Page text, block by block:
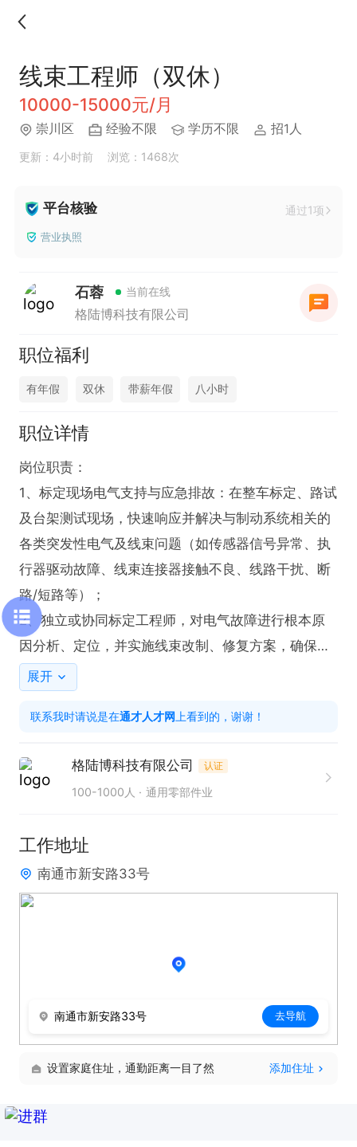
线束工程师（双休）
10000-15000元/月
崇川区 经验不限 学历不限 招1人
更新：4小时前 浏览：1468次
平台核验 通过1项
营业执照
石蓉 当前在线
格陆博科技有限公司
职位福利
有年假 双休 带薪年假 八小时
职位详情
岗位职责：
1、标定现场电气支持与应急排故：在整车标定、路试
及台架测试现场，快速响应并解决与制动系统相关的
各类突发性电气及线束问题（如传感器信号异常、执
行器驱动故障、线束连接器接触不良、线路干扰、断
路/短路等）；
2、独立或协同标定工程师，对电气故障进行根本原
因分析、定位，并实施线束改制、修复方案，确保标
定测试任务顺利进行；
信号采集点、模拟故障注入等），主导设计并现场制
4、负责改制方案的简单图纸绘制、物料准备及现场
工艺实施，确保改制安全、可靠，并符合基本的电气
任职要求：
1、电气工程、自动化、车辆工程或相关专业；
2、2年以上汽车行业工作经验，具备实际的车辆电气
3、具备现场动手操作能力，能熟练使用万用表、示
波器、诊断仪等工具进行电气故障排查。能够独立完
4、扎实的电气基础知识： 熟悉汽车低压电气系统原
展开
联系我时请说是在通才人才网 上看到的，谢谢！
格陆博科技有限公司 认证
100-1000人 通用零部件业
工作地址
南通市新安路33号
南通市新安路33号 去导航
设置家庭住址，通勤距离一目了然 添加住址